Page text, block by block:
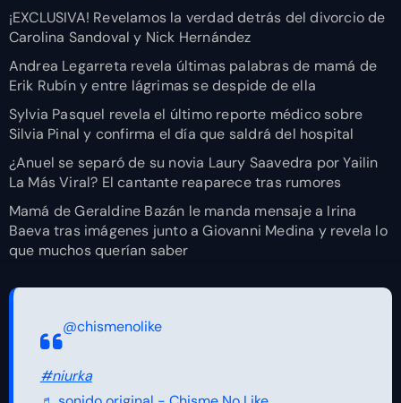
¡EXCLUSIVA! Revelamos la verdad detrás del divorcio de
Carolina Sandoval y Nick Hernández
Andrea Legarreta revela últimas palabras de mamá de
Erik Rubín y entre lágrimas se despide de ella
Sylvia Pasquel revela el último reporte médico sobre
Silvia Pinal y confirma el día que saldrá del hospital
¿Anuel se separó de su novia Laury Saavedra por Yailin
La Más Viral? El cantante reaparece tras rumores
Mamá de Geraldine Bazán le manda mensaje a Irina
Baeva tras imágenes junto a Giovanni Medina y revela lo
que muchos querían saber
@chismenolike
#niurka